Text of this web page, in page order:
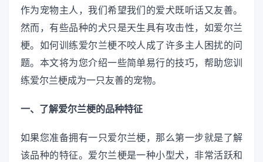
作为宠物主人，我们希望我们的爱犬既听话又友善。
然而，有些品种的犬只是天生具有攻击性，如爱尔兰
梗。如何训练爱尔兰梗不咬人成了许多主人困扰的问
题。本文将为您介绍一些简单易行的技巧，帮助您训
练爱尔兰梗成为一只友善的宠物。
一、了解爱尔兰梗的品种特征
如果您准备拥有一只爱尔兰梗，那么第一步就是了解
该品种的特征。爱尔兰梗是一种小型犬，非常活跃和